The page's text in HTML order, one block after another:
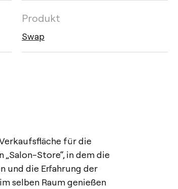
Produkt
Swap
für die
„Salon-Store“, in dem die
und die Erfahrung der
selben Raum genießen